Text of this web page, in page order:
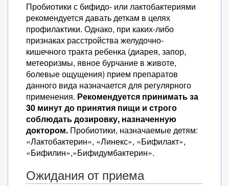
Пробиотики с бифидо- или лактобактериями
рекомендуется давать деткам в целях
профилактики. Однако, при каких-либо
признаках расстройства желудочно-
кишечного тракта ребенка (диарея, запор,
метеоризмы, явное бурчание в животе,
болевые ощущения) прием препаратов
данного вида назначается для регулярного
применения. Рекомендуется принимать за
30 минут до принятия пищи и строго
соблюдать дозировку, назначенную
доктором. Пробиотики, назначаемые детям:
«Лактобактерин», «Линекс», «Бифилакт»,
«Бифилин»,»Бифидумбактерин».
Ожидания от приема